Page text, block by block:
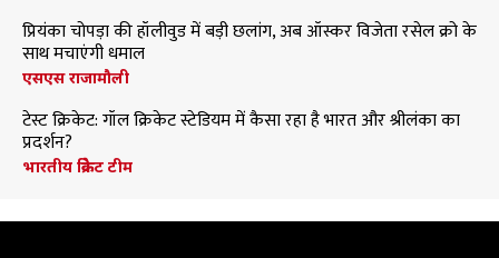
प्रियंका चोपड़ा की हॉलीवुड में बड़ी छलांग, अब ऑस्कर विजेता रसेल क्रो के
साथ मचाएंगी धमाल
एसएस राजामौली
टेस्ट क्रिकेट: गॉल क्रिकेट स्टेडियम में कैसा रहा है भारत और श्रीलंका का
प्रदर्शन?
भारतीय क्रिकेट टीम